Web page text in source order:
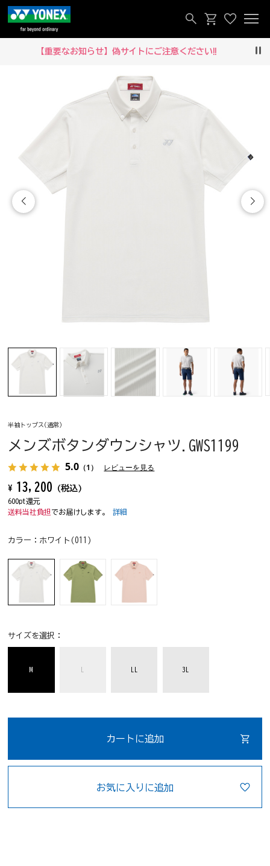
【重要なお知らせ】偽サイトにご注意ください‼
半袖トップス(通常)
メンズボタンダウンシャツ.GWS1199
5.0 （1） レビューを見る
¥ 13,200 (税込)
600pt還元
送料当社負担 でお届けします。詳細
カラー： ホワイト(011)
サイズを選択：
M 3L
カートに追加
お気に入りに追加